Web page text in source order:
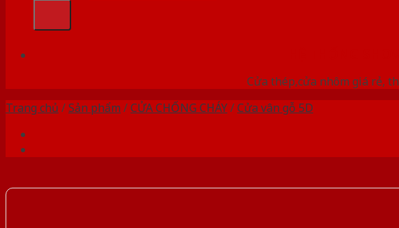
Cửa thép,cửa nhôm giá rẻ,
Trang chủ /Sản phẩm /CỬA CHỐNG CHÁY/Cửa vân gỗ 5D